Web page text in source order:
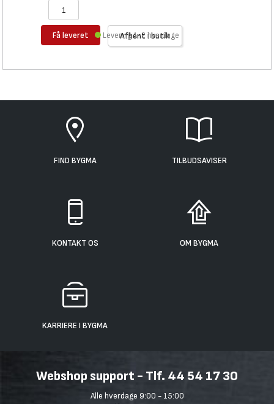
Få leveret Afhent i butik
Levering 1-2 hverdage
FIND BYGMA TILBUDSAVISER
KONTAKT OS OM BYGMA
KARRIERE I BYGMA
Webshop support - Tlf. 44 54 17 30
Alle hverdage 9:00 - 15:00